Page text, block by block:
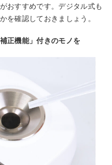
おすすめです。デジタル式も
を確認しておきましょう。
正機能」付きのモノを